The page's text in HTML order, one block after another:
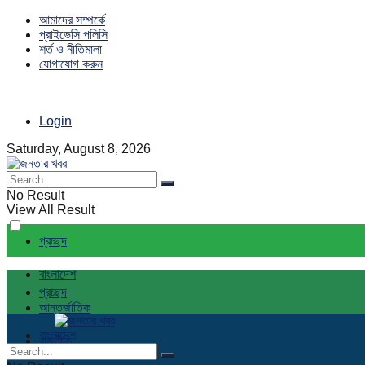
আমাদের সম্পর্কে
প্রাইভেসি পলিসি
শর্ত ও নীতিমালা
যোগাযোগ করুন
Login
Saturday, August 8, 2026
No Result
View All Result
প্রচ্ছদ
বাংলাদেশ
আন্তর্জাতিক
রাজনীতি
প্রচ্ছদ
বাংলাদেশ